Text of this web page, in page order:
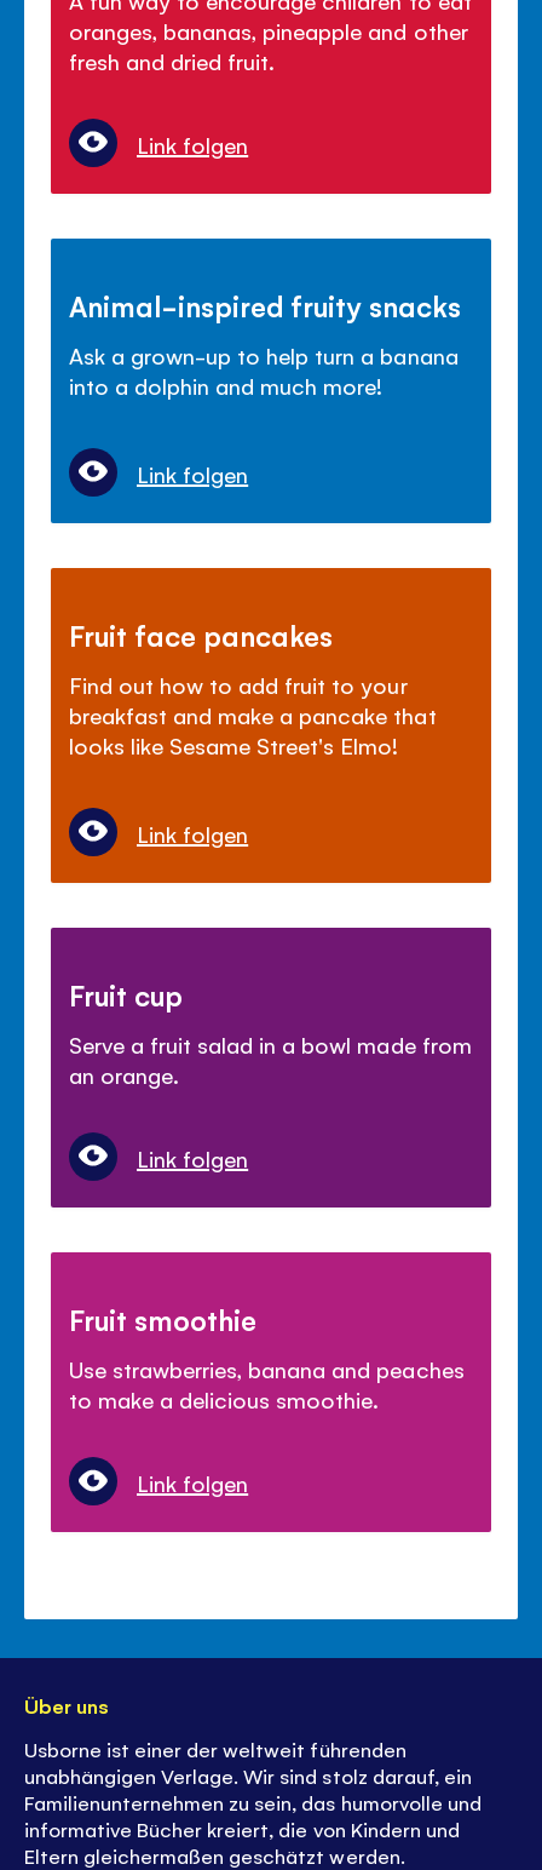
oranges, bananas, pineapple and other
fresh and dried fruit.
Link folgen
Animal-inspired fruity snacks
Ask a grown-up to help turn a banana
into a dolphin and much more!
Link folgen
Fruit face pancakes
Find out how to add fruit to your
breakfast and make a pancake that
looks like Sesame Street's Elmo!
Link folgen
Fruit cup
Serve a fruit salad in a bowl made from
an orange.
Link folgen
Fruit smoothie
Use strawberries, banana and peaches
to make a delicious smoothie.
Link folgen
Über uns
Usborne ist einer der weltweit führenden
unabhängigen Verlage. Wir sind stolz darauf, ein
Familienunternehmen zu sein, das humorvolle und
informative Bücher kreiert, die von Kindern und
Eltern gleichermaßen geschätzt werden.